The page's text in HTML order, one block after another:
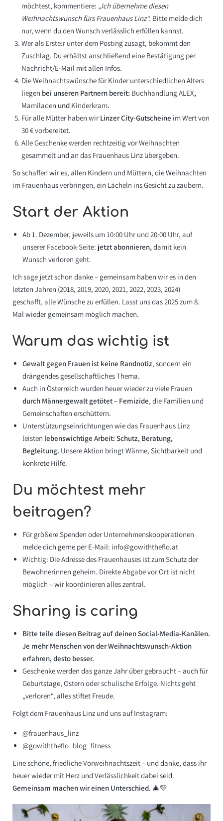
möchtest, kommentiere: „Ich übernehme diesen
Weihnachtswunsch fürs Frauenhaus Linz“. Bitte melde dich
nur, wenn du den Wunsch verlässlich erfüllen kannst.
Wer als Erste:r unter dem Posting zusagt, bekommt den
Zuschlag. Du erhältst anschließend eine Bestätigung per
Nachricht/E-Mail mit allen Infos.
Die Weihnachtswünsche für Kinder unterschiedlichen Alters
liegen bei unseren Partnern bereit: Buchhandlung ALEX,
Mamiladen und Kinderkram.
Für alle Mütter haben wir Linzer City-Gutscheine im Wert von
30 € vorbereitet.
Alle Geschenke werden rechtzeitig vor Weihnachten
gesammelt und an das Frauenhaus Linz übergeben.
So schaffen wir es, allen Kindern und Müttern, die Weihnachten
im Frauenhaus verbringen, ein Lächeln ins Gesicht zu zaubern.
Start der Aktion
Ab 1. Dezember, jeweils um 10:00 Uhr und 20:00 Uhr, auf
unserer Facebook-Seite: jetzt abonnieren, damit kein
Wunsch verloren geht.
Ich sage jetzt schon danke – gemeinsam haben wir es in den
letzten Jahren (2018, 2019, 2020, 2021, 2022, 2023, 2024)
geschafft, alle Wünsche zu erfüllen. Lasst uns das 2025 zum 8.
Mal wieder gemeinsam möglich machen.
Warum das wichtig ist
Gewalt gegen Frauen ist keine Randnotiz, sondern ein
drängendes gesellschaftliches Thema.
Auch in Österreich wurden heuer wieder zu viele Frauen
durch Männergewalt getötet – Femizide, die Familien und
Gemeinschaften erschüttern.
Unterstützungseinrichtungen wie das Frauenhaus Linz
leisten lebenswichtige Arbeit: Schutz, Beratung,
Begleitung. Unsere Aktion bringt Wärme, Sichtbarkeit und
konkrete Hilfe.
Du möchtest mehr
beitragen?
Für größere Spenden oder Unternehmenskooperationen
melde dich gerne per E-Mail: info@gowiththeflo.at
Wichtig: Die Adresse des Frauenhauses ist zum Schutz der
Bewohnerinnen geheim. Direkte Abgabe vor Ort ist nicht
möglich – wir koordinieren alles zentral.
Sharing is caring
Bitte teile diesen Beitrag auf deinen Social-Media-Kanälen.
Je mehr Menschen von der Weihnachtswunsch-Aktion
erfahren, desto besser.
Geschenke werden das ganze Jahr über gebraucht – auch für
Geburtstage, Ostern oder schulische Erfolge. Nichts geht
„verloren“, alles stiftet Freude.
Folgt dem Frauenhaus Linz und uns auf Instagram:
@frauenhaus_linz
@gowiththeflo_blog_fitness
Eine schöne, friedliche Vorweihnachtszeit – und danke, dass ihr
heuer wieder mit Herz und Verlässlichkeit dabei seid.
Gemeinsam machen wir einen Unterschied. 🎄💛